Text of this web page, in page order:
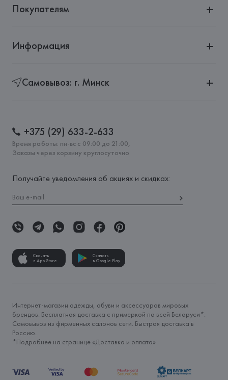
Покупателям
Информация
Самовывоз: г. Минск
+375 (29) 633-2-633
Время работы: пн-вс с 09:00 до 21:00,
Заказы через корзину круглосуточно
Получайте уведомления об акциях и скидках:
Скачать
в App Store
Скачать
в Google Play
Интернет-магазин одежды, обуви и аксессуаров мировых
брендов. Бесплатная доставка с примеркой по всей Беларуси*.
Самовывоз из фирменных салонов сети. Быстрая доставка в
Россию.
*Подробнее на странице «Доставка и оплата»